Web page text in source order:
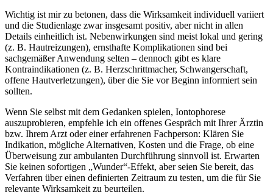
Wichtig ist mir ⁤zu betonen, dass die ⁤Wirksamkeit individuell variiert
und die Studienlage⁢ zwar insgesamt‌ positiv, aber ‌nicht in⁢ allen
Details einheitlich ⁢ist. Nebenwirkungen sind meist lokal und gering
(z. B.​ Hautreizungen), ernsthafte Komplikationen‌ sind​ bei
‌sachgemäßer ⁤Anwendung selten‌ – dennoch gibt es klare
Kontraindikationen (z. B.‌ Herzschrittmacher, Schwangerschaft,
‌offene ⁢Hautverletzungen), über die Sie vor ⁣Beginn informiert sein
⁢sollten.
Wenn ⁢Sie selbst mit dem Gedanken spielen, Iontophorese
auszuprobieren, empfehle ich ein offenes ‌Gespräch mit ​Ihrer ‍Ärztin
bzw.⁢ Ihrem⁤ Arzt oder einer ​erfahrenen Fachperson:⁣ Klären Sie
Indikation, mögliche ⁢Alternativen, Kosten ‍und die Frage, ob eine
Überweisung zur​ ambulanten Durchführung⁣ sinnvoll ist. ​Erwarten⁢
Sie keinen sofortigen „Wunder“-Effekt, aber⁢ seien Sie bereit, das
Verfahren über einen definierten ⁢Zeitraum zu testen, um die für Sie
relevante ⁣Wirksamkeit zu ⁣beurteilen.